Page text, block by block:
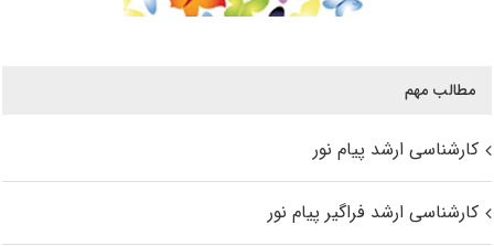
مطالب مهم
کارشناسی ارشد پیام نور
کارشناسی ارشد فراگیر پیام نور